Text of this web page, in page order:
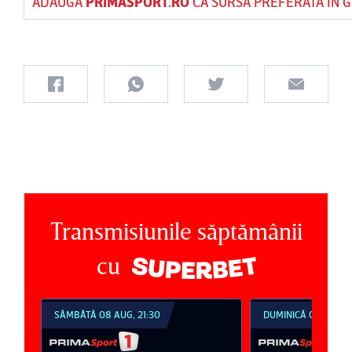
Transmisiunile săptămânii
cu
SÂMBĂTĂ 08 AUG, 21:30 DUMINICĂ 09 AUG,